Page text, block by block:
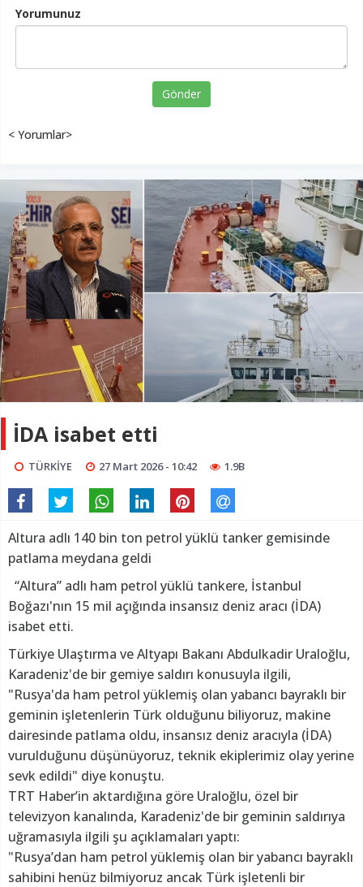
Yorumunuz
Gönder
< Yorumlar>
İDA isabet etti
TÜRKİYE 27 Mart 2026 - 10:42 1.9B
Altura adlı 140 bin ton petrol yüklü tanker gemisinde
patlama meydana geldi
“Altura” adlı ham petrol yüklü tankere, İstanbul
Boğazı'nın 15 mil açığında insansız deniz aracı (İDA)
isabet etti.
Türkiye Ulaştırma ve Altyapı Bakanı Abdulkadir Uraloğlu,
Karadeniz'de bir gemiye saldırı konusuyla ilgili,
"Rusya'da ham petrol yüklemiş olan yabancı bayraklı bir
geminin işletenlerin Türk olduğunu biliyoruz, makine
dairesinde patlama oldu, insansız deniz aracıyla (İDA)
vurulduğunu düşünüyoruz, teknik ekiplerimiz olay yerine
sevk edildi" diye konuştu.
TRT Haber’in aktardığına göre Uraloğlu, özel bir
televizyon kanalında, Karadeniz'de bir geminin saldırıya
uğramasıyla ilgili şu açıklamaları yaptı:
"Rusya’dan ham petrol yüklemiş olan bir yabancı bayraklı
sahibini henüz bilmiyoruz ancak Türk işletenli bir